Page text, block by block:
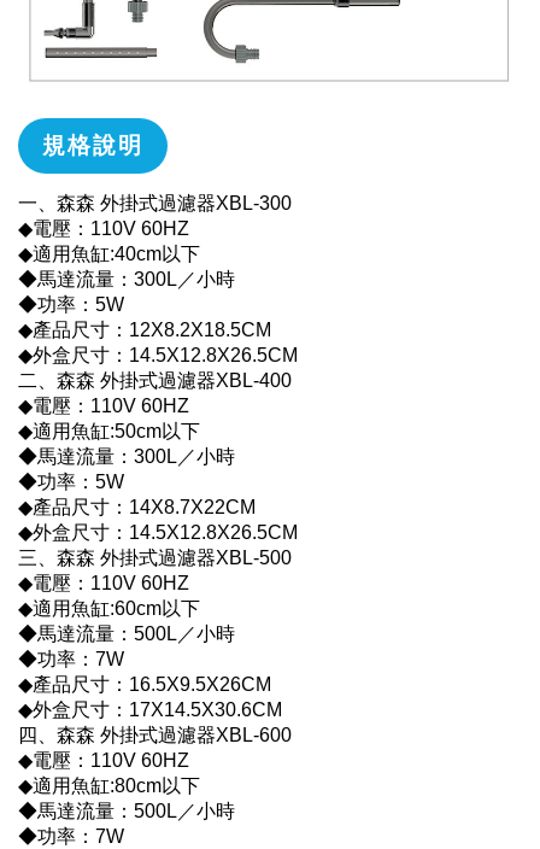
規格說明
一、森森 外掛式過濾器XBL-300
◆電壓：110V 60HZ
◆適用魚缸:40cm以下
◆馬達流量：300L／小時
◆功率：5W
◆產品尺寸：12X8.2X18.5CM
◆外盒尺寸：14.5X12.8X26.5CM
二、森森 外掛式過濾器XBL-400
◆電壓：110V 60HZ
◆適用魚缸:50cm以下
◆馬達流量：300L／小時
◆功率：5W
◆產品尺寸：14X8.7X22CM
◆外盒尺寸：14.5X12.8X26.5CM
三、森森 外掛式過濾器XBL-500
◆電壓：110V 60HZ
◆適用魚缸:60cm以下
◆馬達流量：500L／小時
◆功率：7W
◆產品尺寸：16.5X9.5X26CM
◆外盒尺寸：17X14.5X30.6CM
四、森森 外掛式過濾器XBL-600
◆電壓：110V 60HZ
◆適用魚缸:80cm以下
◆馬達流量：500L／小時
◆功率：7W